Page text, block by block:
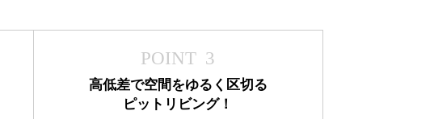
POINT 3
高低差で空間をゆるく区切る
ピットリビング！